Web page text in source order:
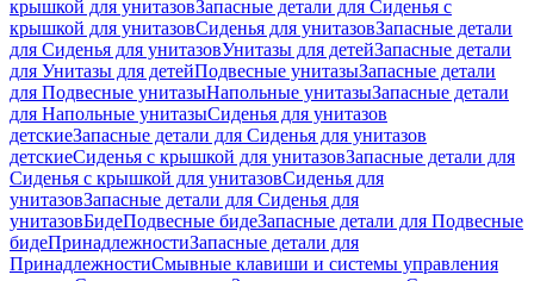
крышкой для унитазовЗапасные детали для Сиденья с
крышкой для унитазовСиденья для унитазовЗапасные детали
для Сиденья для унитазовУнитазы для детейЗапасные детали
для Унитазы для детейПодвесные унитазыЗапасные детали
для Подвесные унитазыНапольные унитазыЗапасные детали
для Напольные унитазыСиденья для унитазов
детскиеЗапасные детали для Сиденья для унитазов
детскиеСиденья с крышкой для унитазовЗапасные детали для
Сиденья с крышкой для унитазовСиденья для
унитазовЗапасные детали для Сиденья для
унитазовБидеПодвесные бидеЗапасные детали для Подвесные
бидеПринадлежностиЗапасные детали для
ПринадлежностиСмывные клавиши и системы управления